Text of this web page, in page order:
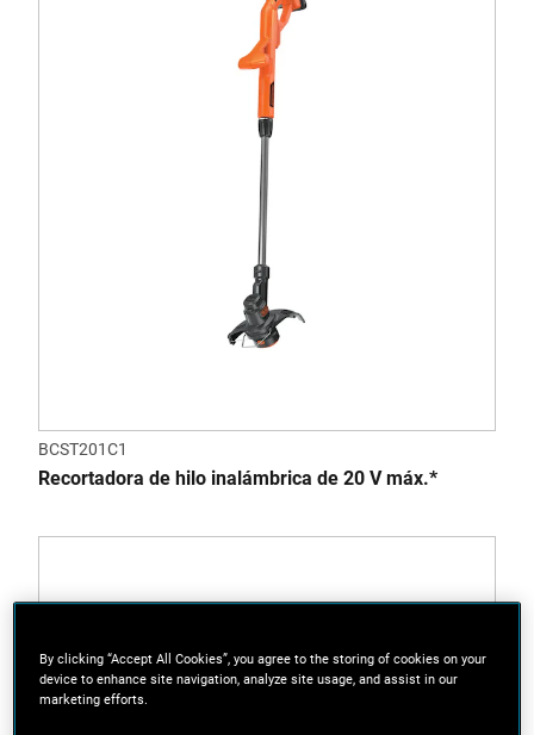
BCST201C1
Recortadora de hilo inalámbrica de 20 V máx.*
By clicking “Accept All Cookies”, you agree to the storing of cookies on your
device to enhance site navigation, analyze site usage, and assist in our
marketing efforts.